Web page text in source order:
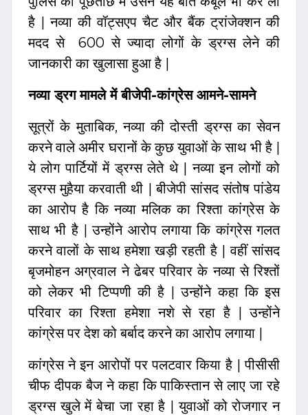
है | नव्या की वॉट्सएप चैट और बैंक ट्रांजेक्शन की
मदद से 600 से ज्यादा लोगों के ड्रग्स लेने की
जानकारी का खुलासा हुआ है |
नव्या ड्रग मामले में बीजेपी-कांग्रेस आमने-सामने
सूत्रों के मुताबिक, नव्या की दोस्ती ड्रग्स का सेवन
करने वाले अमीर घरानों के कुछ युवाओं के साथ भी है |
ये लोग पार्टियों में ड्रग्स लेते थे | नव्या इन लोगों को
ड्रग्स मुहैया करवाती थी | बीजेपी सांसद संतोष पांडेय
का आरोप है कि नव्या मलिक का रिश्ता कांग्रेस के
साथ भी है | उन्होंने आरोप लगाया कि कांग्रेस गलत
करने वालों के साथ हमेशा खड़ी रहती है | वहीं सांसद
बृजमोहन अग्रवाल ने ढेबर परिवार के नव्या से रिश्तों
को लेकर भी टिप्पणी की है | उन्होंने कहा कि इस
परिवार का रिश्ता हमेशा नशे से रहा है | उन्होंने
कांग्रेस पर देश को बर्बाद करने का आरोप लगाया |
कांग्रेस ने इन आरोपों पर पलटवार किया है | पीसीसी
चीफ दीपक बैज ने कहा कि पाकिस्तान से लाए जा रहे
ड्रग्स खुले में बेचा जा रहा है | युवाओं को रोजगार न